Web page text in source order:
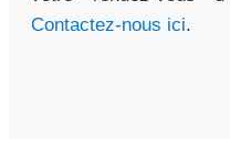
Contactez-nous ici.